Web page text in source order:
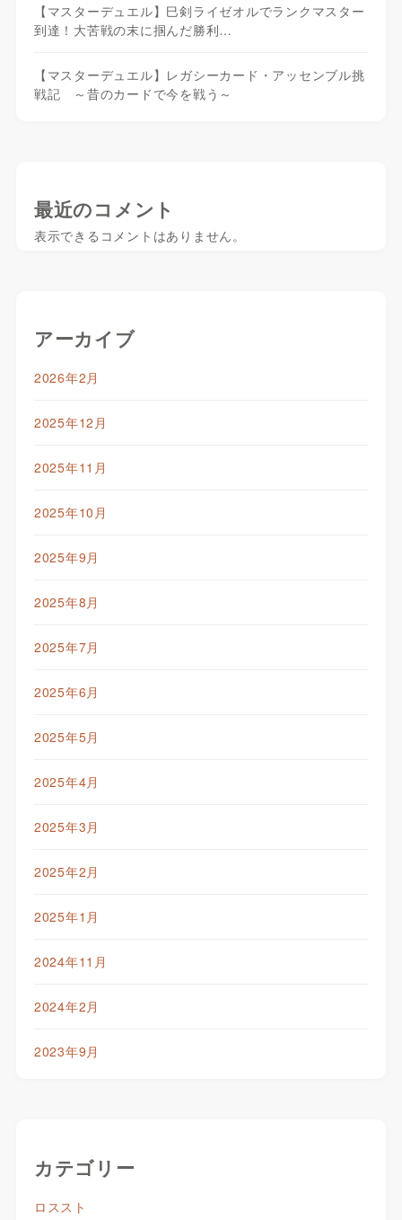
【マスターデュエル】巳剣ライゼオルでランクマスター
到達！大苦戦の末に掴んだ勝利…
【マスターデュエル】レガシーカード・アッセンブル挑
戦記 ～昔のカードで今を戦う～
最近のコメント
表示できるコメントはありません。
アーカイブ
2026年2月
2025年12月
2025年11月
2025年10月
2025年9月
2025年8月
2025年7月
2025年6月
2025年5月
2025年4月
2025年3月
2025年2月
2025年1月
2024年11月
2024年2月
2023年9月
カテゴリー
ロススト